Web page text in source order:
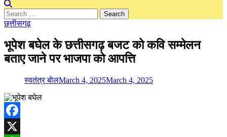
Search
for:
छत्तीसगढ़
भूपेश बघेल के छत्तीसगढ़ बजट को कवि सम्मेलन
बताए जाने पर भाजपा को आपत्ति
स्वतंत्र बोलMarch 4, 2025March 4, 2025
Facebook